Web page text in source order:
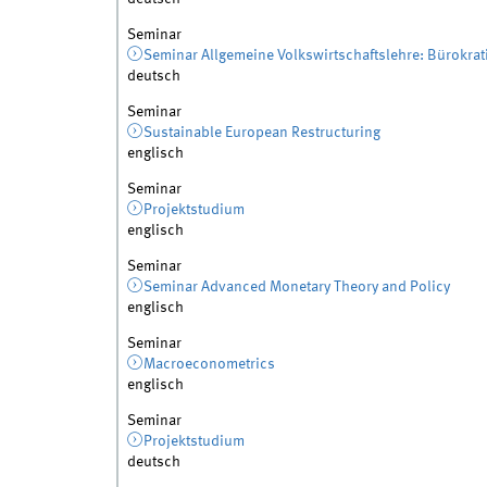
Seminar
Seminar Allgemeine Volkswirtschaftslehre:
deutsch
Seminar
Sustainable European Restructuring
englisch
Seminar
Projektstudium
englisch
Seminar
Seminar Advanced Monetary Theory and Policy
englisch
Seminar
Macroeconometrics
englisch
Seminar
Projektstudium
deutsch